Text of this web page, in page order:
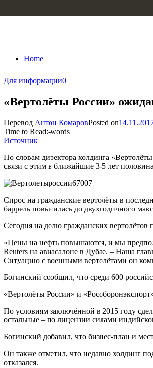
Home
Для информации0
«Вертолёты России»
Перевод Антон КомаровPosted on
Time to Read:-words
Источник
По словам директора холдинга
связи с этим в ближайшие 3-5 лет
Спрос на гражданские вертолёты в
баррель повысилась до двухгодичного
Сегодня на долю гражданских вертолётов
«Цены на нефть повышаются, и мы
Reuters на авиасалоне в Дубае. – Наша
Ситуацию с военными вертолётами он
Богинский сообщил, что среди 600
«Вертолёты России» и
По условиям заключённой в 2015 году
остальные – по лицензии силами
Богинский добавил, что бизнес-план и
Он также отметил, что недавно холдинг
отказался.